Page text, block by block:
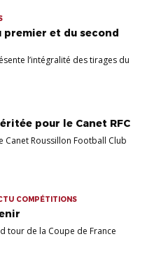
premier et du second
l’intégralité des tirages du
pour le Canet RFC
Canet Roussillon Football Club
COMPÉTITIONS
tour de la Coupe de France